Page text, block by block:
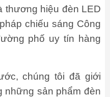
thương hiệu đèn LED
chiếu sáng Công
phố uy tín hàng
chúng tôi đã giới
những sản phẩm đèn